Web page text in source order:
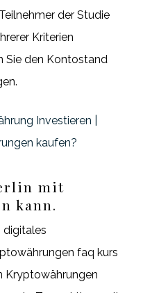
der Studie
Kriterien
Sie den Kontostand
Investieren |
kaufen?
mit
kann.
digitales
faq kurs
Kryptowährungen